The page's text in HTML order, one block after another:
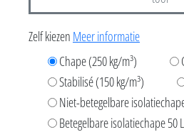
Zelf kiezen Meer informatie
Chape (250 kg/m³)
Stabilisé (150 kg/m³)
Niet-betegelbare
Betegelbare isolatiechape 50 L